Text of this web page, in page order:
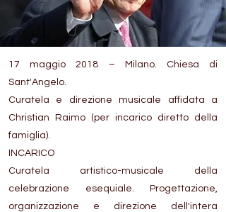
17 maggio 2018 – Milano. Chiesa di
Sant'Angelo.
Curatela e direzione musicale affidata a
Christian Raimo (per incarico diretto della
famiglia).
INCARICO
Curatela artistico-musicale della
celebrazione esequiale. Progettazione,
organizzazione e direzione dell'intera